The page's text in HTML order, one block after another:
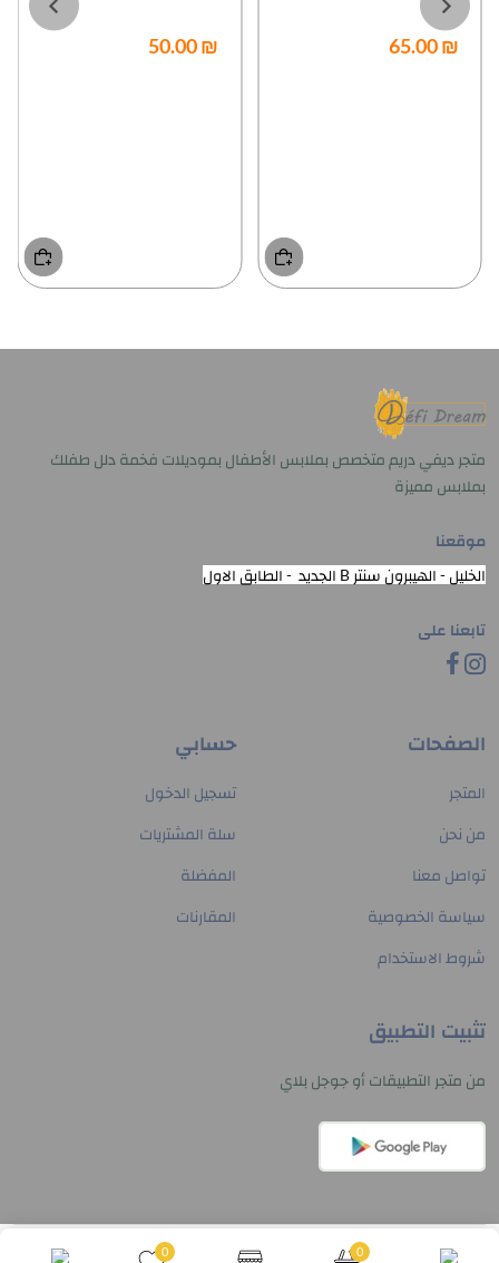
0
0
₪ 65.00
₪ 50.00
متجر ديفي دريم متخصص بملابس الأطفال بموديلات فخمة دلل طفلك
بملابس مميزة
موقعنا
الخليل - الهيبرون سنتر B الجديد - الطابق الاول
تابعنا على
الصفحات
المتجر
من نحن
تواصل معنا
سياسة الخصوصية
شروط الاستخدام
حسابي
تسجيل الدخول
سلة المشتريات
المفضلة
المقارنات
تثبيت التطبيق
من متجر التطبيقات أو جوجل بلاي